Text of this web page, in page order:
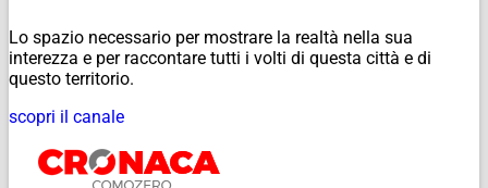
Lo spazio necessario per mostrare la realtà nella sua
interezza e per raccontare tutti i volti di questa città e di
questo territorio.
scopri il canale